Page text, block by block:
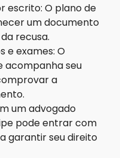
escrito: O plano de
um documento
recusa.
e exames: O
acompanha seu
a
um advogado
pode entrar com
garantir seu direito